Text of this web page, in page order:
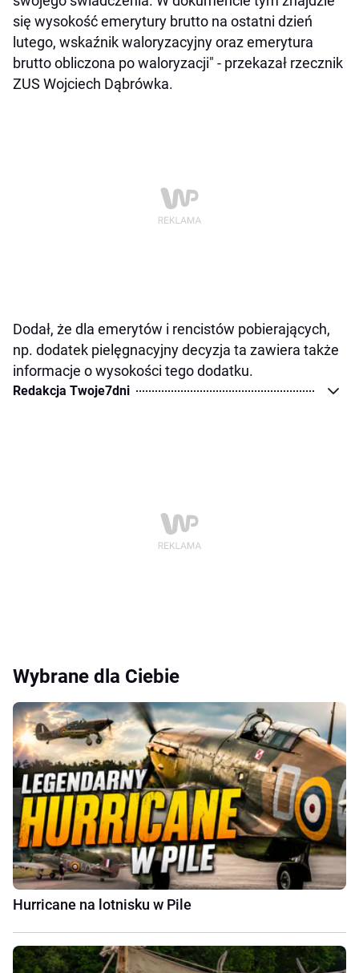
się wysokość emerytury brutto na ostatni dzień
lutego, wskaźnik waloryzacyjny oraz emerytura
brutto obliczona po waloryzacji" - przekazał rzecznik
ZUS Wojciech Dąbrówka.
Dodał, że dla emerytów i rencistów pobierających,
np. dodatek pielęgnacyjny decyzja ta zawiera także
informacje o wysokości tego dodatku.
Redakcja Twoje7dni
Wybrane dla Ciebie
Hurricane na lotnisku w Pile